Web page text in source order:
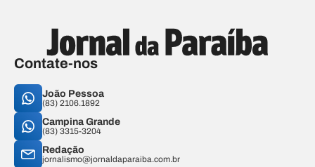
Contate-nos
João Pessoa
(83) 2106.1892
Campina Grande
(83) 3315-3204
Redação
jornalismo@jornaldaparaiba.com.br